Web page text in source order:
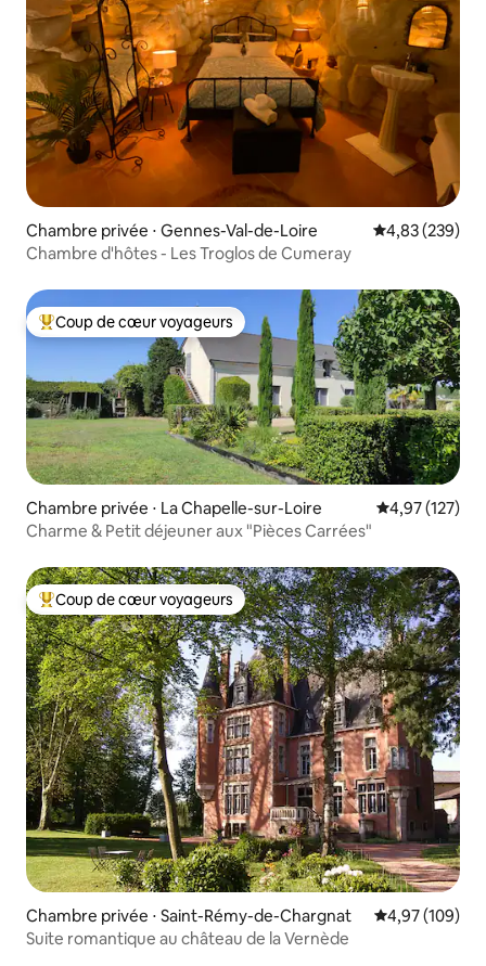
Chambre privée ⋅ Gennes-Val-de-Loire Évaluation
4,83 (239)
Chambre d'hôtes - Les Troglos de Cumeray
Coups de cœur voyageurs les plus appréciés
Coup de cœur voyageurs
Chambre privée ⋅ La Chapelle-sur-Loire Évaluation
4,97 (127)
Charme & Petit déjeuner aux "Pièces Carrées"
Coups de cœur voyageurs les plus appréciés
Coup de cœur voyageurs
Chambre privée ⋅ Saint-Rémy-de-Chargnat Évaluation
4,97 (109)
Suite romantique au château de la Vernède